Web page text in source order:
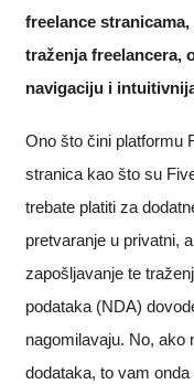
freelance
traženja freelancera,
navigaciju i
Ono što čini platformu
stranica kao što su
trebate platiti za
pretvaranje u privatni,
zapošljavanje te
podataka (NDA)
nagomilavaju. No, ako
dodataka, to vam